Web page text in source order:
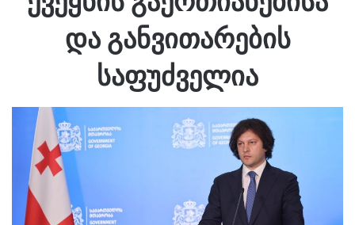
და განვითარების
საფუძველია